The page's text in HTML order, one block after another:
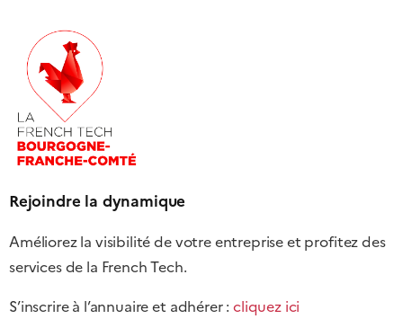
Rejoindre la dynamique
Améliorez la visibilité de votre entreprise et profitez des
services de la French Tech.
S’inscrire à l’annuaire et adhérer :cliquez ici